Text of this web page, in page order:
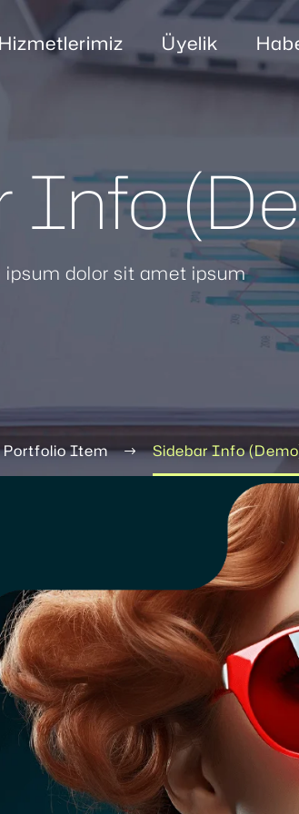
Hizmetlerimiz Üyelik
Info
ipsum dolor sit amet ipsum
Portfolio Item Sidebar Info